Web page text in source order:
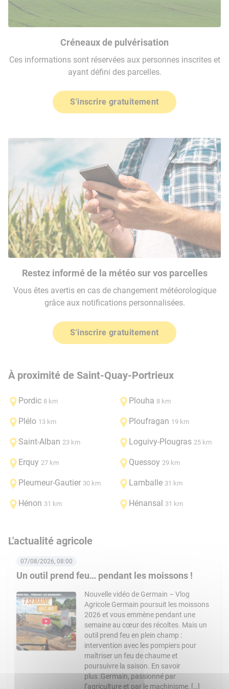
Créneaux de pulvérisation
Ces informations sont réservées aux personnes inscrites et
ayant défini des parcelles.
S'inscrire gratuitement
Restez informé de la météo sur vos parcelles
Vous êtes avertis en cas de changement météorologique
grâce aux notifications personnalisées.
S'inscrire gratuitement
À proximité de Saint-Quay-Portrieux
Pordic 8 km Plouha 8 km
Plélo 13 km Ploufragan 19 km
Saint-Alban 23 km Loguivy-Plougras 25 km
Erquy 27 km Quessoy 29 km
Pleumeur-Gautier 30 km Lamballe 31 km
Hénon 31 km Hénansal 31 km
L'actualité agricole
Un outil prend feu… pendant les moissons !
07/08/2026, 08:00
Nouvelle vidéo de Germain – Vlog
Agricole Germain poursuit les moissons
2026 et vous emmène pendant une
semaine au cœur des récoltes. Mais un
outil prend feu en plein champ :
intervention avec les pompiers pour
maîtriser un feu de chaume et
poursuivre la saison. En savoir
plus :Germain, passionné par
l’agriculture et par le machinisme, […]